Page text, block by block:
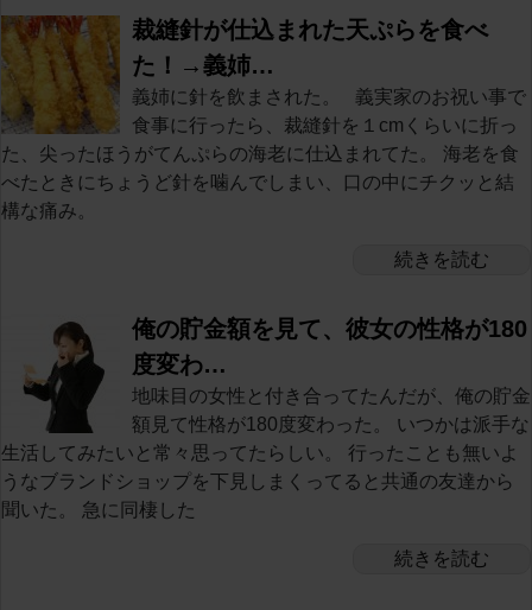
裁縫針が仕込まれた天ぷらを食べ
た！→義姉…
義姉に針を飲まされた。 義実家のお祝い事で
食事に行ったら、裁縫針を１cmくらいに折っ
た、尖ったほうがてんぷらの海老に仕込まれてた。 海老を食
べたときにちょうど針を噛んでしまい、口の中にチクッと結
構な痛み。
続きを読む
俺の貯金額を見て、彼女の性格が180
度変わ…
地味目の女性と付き合ってたんだが、俺の貯金
額見て性格が180度変わった。 いつかは派手な
生活してみたいと常々思ってたらしい。 行ったことも無いよ
うなブランドショップを下見しまくってると共通の友達から
聞いた。 急に同棲した
続きを読む